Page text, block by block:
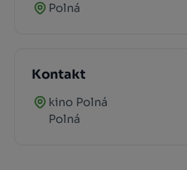
Polná
Kontakt
kino Polná
Polná